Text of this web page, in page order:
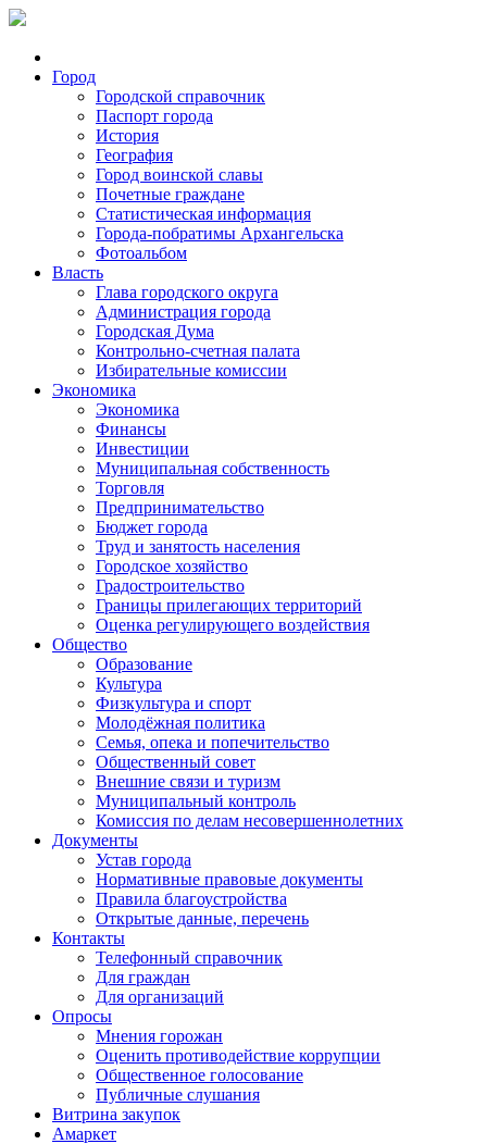
Город
Городской справочник
Паспорт города
История
География
Город воинской славы
Почетные граждане
Статистическая информация
Города-побратимы Архангельска
Фотоальбом
Власть
Глава городского округа
Администрация города
Городская Дума
Контрольно-счетная палата
Избирательные комиссии
Экономика
Экономика
Финансы
Инвестиции
Муниципальная собственность
Торговля
Предпринимательство
Бюджет города
Труд и занятость населения
Городское хозяйство
Градостроительство
Границы прилегающих территорий
Оценка регулирующего воздействия
Общество
Образование
Культура
Физкультура и спорт
Молодёжная политика
Семья, опека и попечительство
Общественный совет
Внешние связи и туризм
Муниципальный контроль
Комиссия по делам несовершеннолетних
Документы
Устав города
Нормативные правовые документы
Правила благоустройства
Открытые данные, перечень
Контакты
Телефонный справочник
Для граждан
Для организаций
Опросы
Мнения горожан
Оценить противодействие коррупции
Общественное голосование
Публичные слушания
Витрина закупок
Амаркет